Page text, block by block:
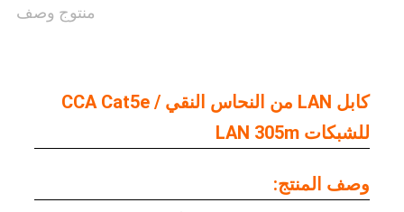
منتوج وصف
كابل LAN من النحاس النقي / CCA Cat5e
للشبكات LAN 305m
وصف المنتج: